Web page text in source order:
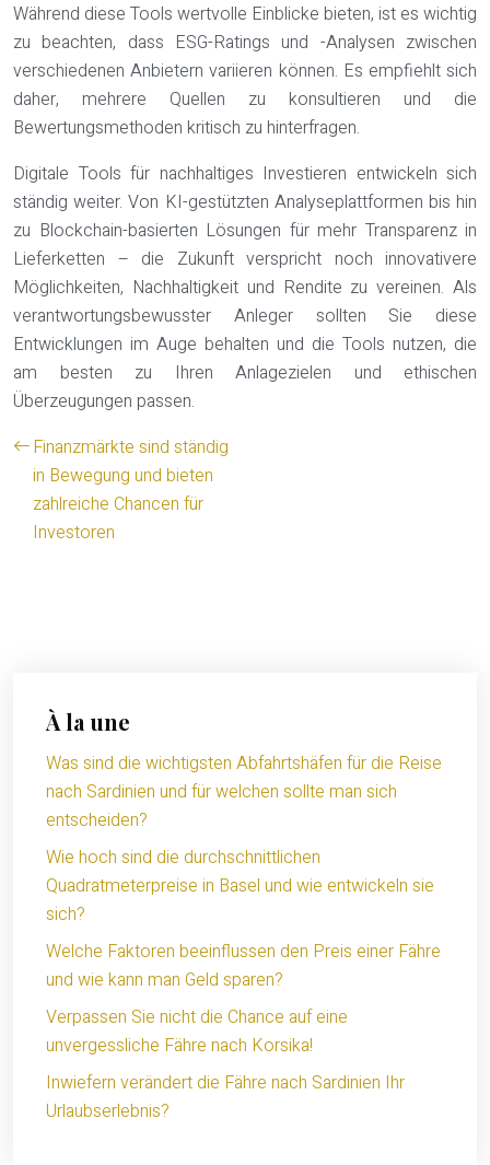
Während diese Tools wertvolle Einblicke bieten, ist es wichtig
zu beachten, dass ESG-Ratings und -Analysen zwischen
verschiedenen Anbietern variieren können. Es empfiehlt sich
daher, mehrere Quellen zu konsultieren und die
Bewertungsmethoden kritisch zu hinterfragen.
Digitale Tools für nachhaltiges Investieren entwickeln sich
ständig weiter. Von KI-gestützten Analyseplattformen bis hin
zu Blockchain-basierten Lösungen für mehr Transparenz in
Lieferketten – die Zukunft verspricht noch innovativere
Möglichkeiten, Nachhaltigkeit und Rendite zu vereinen. Als
verantwortungsbewusster Anleger sollten Sie diese
Entwicklungen im Auge behalten und die Tools nutzen, die
am besten zu Ihren Anlagezielen und ethischen
Überzeugungen passen.
Finanzmärkte sind ständig
in Bewegung und bieten
zahlreiche Chancen für
Investoren
À la une
Was sind die wichtigsten Abfahrtshäfen für die Reise
nach Sardinien und für welchen sollte man sich
entscheiden?
Wie hoch sind die durchschnittlichen
Quadratmeterpreise in Basel und wie entwickeln sie
sich?
Welche Faktoren beeinflussen den Preis einer Fähre
und wie kann man Geld sparen?
Verpassen Sie nicht die Chance auf eine
unvergessliche Fähre nach Korsika!
Inwiefern verändert die Fähre nach Sardinien Ihr
Urlaubserlebnis?